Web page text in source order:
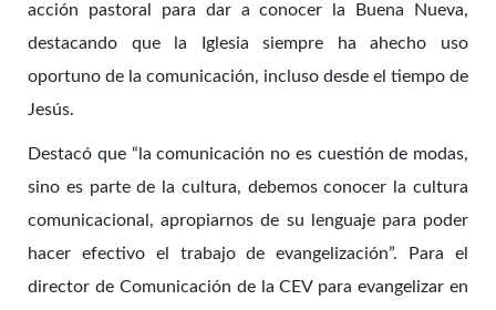
acción pastoral para dar a conocer la Buena Nueva,
destacando que la Iglesia siempre ha ahecho uso
oportuno de la comunicación, incluso desde el tiempo de
Jesús.
Destacó que “la comunicación no es cuestión de modas,
sino es parte de la cultura, debemos conocer la cultura
comunicacional, apropiarnos de su lenguaje para poder
hacer efectivo el trabajo de evangelización”. Para el
director de Comunicación de la CEV para evangelizar en